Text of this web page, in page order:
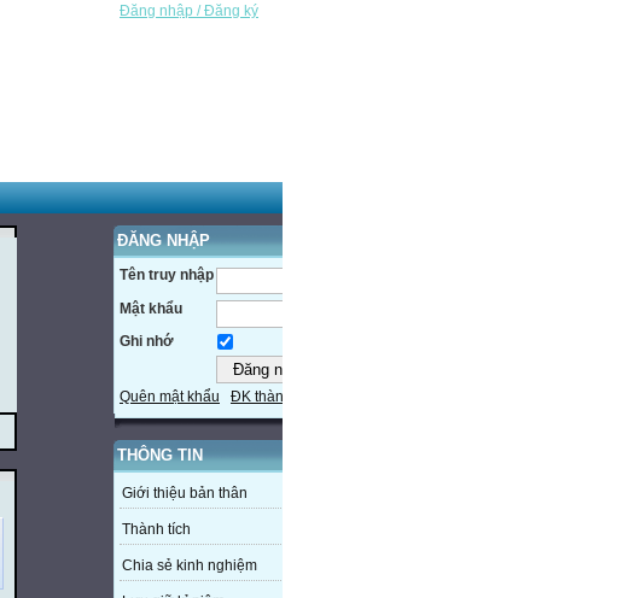
Đăng nhập / Đăng ký
ĐĂNG NHẬP
Tên truy nhập
Mật khẩu
Ghi nhớ
Quên mật khẩu ĐK thành viên
THÔNG TIN
Giới thiệu bản thân
Thành tích
Chia sẻ kinh nghiệm